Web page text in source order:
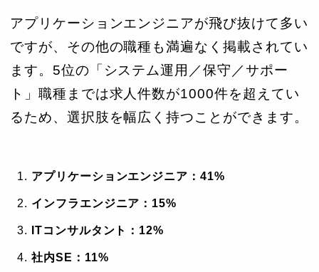
アプリケーションエンジニアが飛び抜けて多い
ですが、その他の職種も満遍なく掲載されてい
ます。5位の「システム運用／保守／サポー
ト」職種までは求人件数が1000件を超えてい
るため、選択肢を幅広く持つことができます。
アプリケーションエンジニア：41%
インフラエンジニア：15%
ITコンサルタント：12%
社内SE：11%